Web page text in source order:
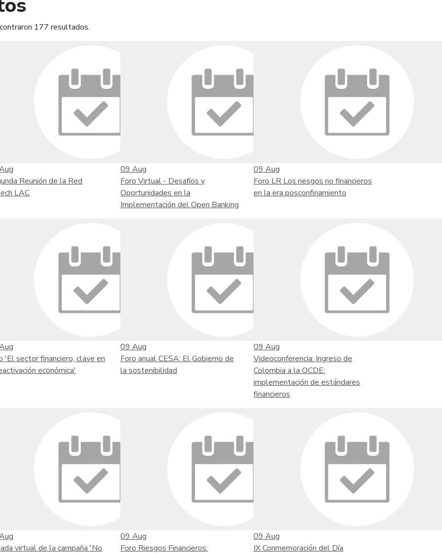
177 resultados.
Reunión de la Red
LAC
09 Aug
Foro Virtual - Desafíos y
Oportunidades en la
Implementación del Open Banking
09 Aug
Foro LR Los riesgos no financieros
en la era posconfinamiento
'El sector financiero, clave en
económica'
09 Aug
Foro anual CESA: El Gobierno de
la sostenibilidad
09 Aug
Videoconferencia: Ingreso de
Colombia a la OCDE:
implementación de estándares
financieros
virtual de la campaña 'No
09 Aug
Foro Riesgos Financieros:
09 Aug
IX Conmemoración del Día